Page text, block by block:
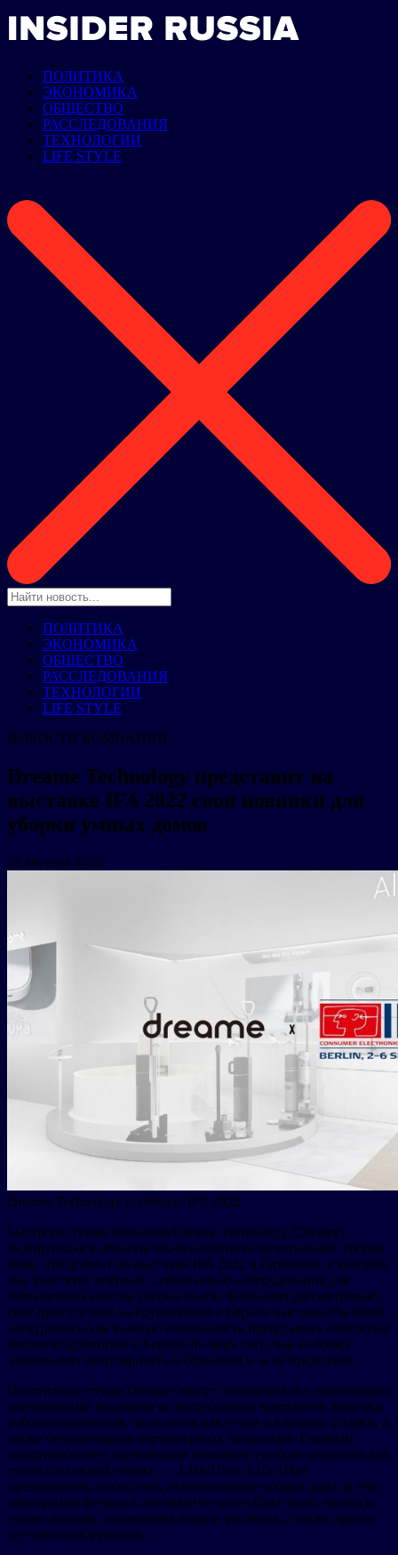
ПОЛИТИКА
ЭКОНОМИКА
ОБЩЕСТВО
РАССЛЕДОВАНИЯ
ТЕХНОЛОГИИ
LIFE STYLE
ПОЛИТИКА
ЭКОНОМИКА
ОБЩЕСТВО
РАССЛЕДОВАНИЯ
ТЕХНОЛОГИИ
LIFE STYLE
НОВОСТИ КОМПАНИЙ
Dreame Technology представит на
выставке IFA 2022 свои новинки для
уборки умных домов
25 августа 2022
Dreame Technology to debut at IFA 2022
Быстрорастущая компания Dreame Technology (Dreame),
лидирующая в области технологий интеллектуальной уборки
дома, представит на выставке IFA 2022 в Германии, в которой
она участвует впервые, серию нового оборудования для
повышения качества уборки полов. Компания рассматривает
свое присутствие на крупнейшей в Европе выставке бытовой
электроники как важную возможность представить себя более
широкой аудитории в Европе по мере того, как ее бренд
завоевывает популярность в Германии и за ее пределами.
Посетители стенда Dreame смогут ознакомиться с некоторыми
популярными моделями из выпускаемой компанией линейки
роботов-пылесосов, пылесосов для сухой и влажной уборки, а
также беспроводных вертикальных пылесосов. Главным
событием станет презентация новейшего робота-пылесоса для
сухой и влажной уборки — L10s Ultra. L10s Ultra
предназначен для полной автоматизации уборки дома за счет
интеграции функций автоматического сбора пыли, мытья и
сушки швабры, добавления воды и раствора, а также других
улучшенных функций.